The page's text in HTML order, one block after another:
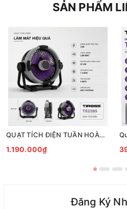
SẢN PHẨM
QUẠT TÍCH ĐIỆN TUẦN HOÀN ĐỂ BÀN TIROSS TS2285
1.190.000₫
Đăng Ký